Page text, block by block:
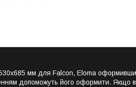
мм для Falcon, Eloma
допоможуть його оформити. Якщо